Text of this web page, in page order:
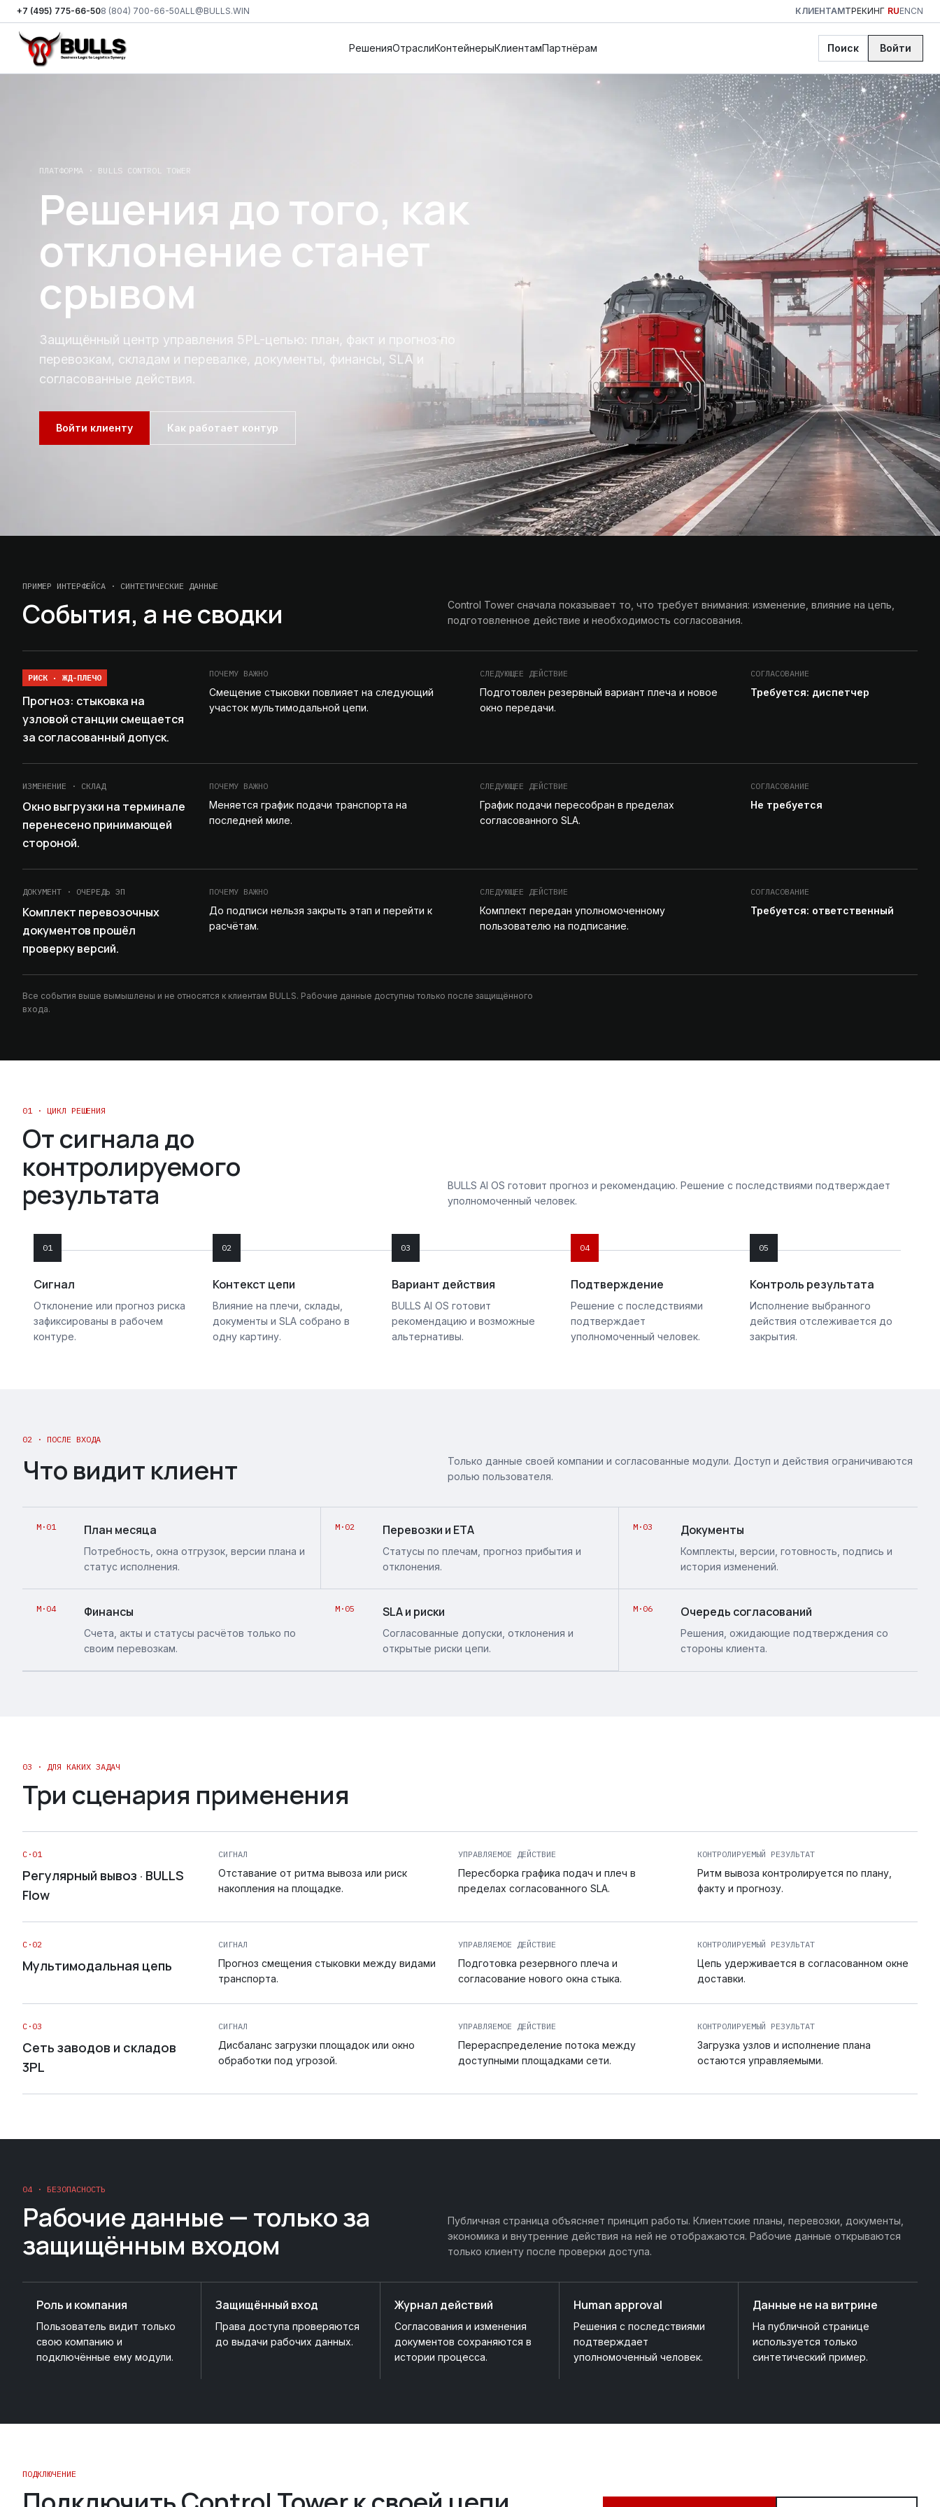
Перейти к основному контенту
+7 (495) 775-66-508 (804) 700-66-50ALL@BULLS.WIN КЛИЕНТАМТРЕКИНГ RUENCN
РешенияОтраслиКонтейнерыКлиентамПартнёрам Поиск Войти
ПЛАТФОРМА · BULLS CONTROL TOWER
Решения до того, как
отклонение станет
срывом
Защищённый центр управления 5PL-цепью: план, факт и прогноз по
перевозкам, складам и перевалке, документы, финансы, SLA и
согласованные действия.
Войти клиенту Как работает контур
ПРИМЕР ИНТЕРФЕЙСА · СИНТЕТИЧЕСКИЕ ДАННЫЕ
События, а не сводки
Control Tower сначала показывает то, что требует внимания: изменение, влияние на цепь,
подготовленное действие и необходимость согласования.
РИСК · ЖД-ПЛЕЧО
Прогноз: стыковка на
узловой станции смещается
за согласованный допуск.
ПОЧЕМУ ВАЖНО
Смещение стыковки повлияет на следующий
участок мультимодальной цепи.
СЛЕДУЮЩЕЕ ДЕЙСТВИЕ
Подготовлен резервный вариант плеча и новое
окно передачи.
СОГЛАСОВАНИЕ
Требуется: диспетчер
ИЗМЕНЕНИЕ · СКЛАД
Окно выгрузки на терминале
перенесено принимающей
стороной.
ПОЧЕМУ ВАЖНО
Меняется график подачи транспорта на
последней миле.
СЛЕДУЮЩЕЕ ДЕЙСТВИЕ
График подачи пересобран в пределах
согласованного SLA.
СОГЛАСОВАНИЕ
Не требуется
ДОКУМЕНТ · ОЧЕРЕДЬ ЭП
Комплект перевозочных
документов прошёл
проверку версий.
ПОЧЕМУ ВАЖНО
До подписи нельзя закрыть этап и перейти к
расчётам.
СЛЕДУЮЩЕЕ ДЕЙСТВИЕ
Комплект передан уполномоченному
пользователю на подписание.
СОГЛАСОВАНИЕ
Требуется: ответственный
Все события выше вымышлены и не относятся к клиентам BULLS. Рабочие данные доступны только после защищённого
входа.
01 · ЦИКЛ РЕШЕНИЯ
От сигнала до
контролируемого
результата
BULLS AI OS готовит прогноз и рекомендацию. Решение с последствиями подтверждает
уполномоченный человек.
01
Сигнал
Отклонение или прогноз риска
зафиксированы в рабочем
контуре.
02
Контекст цепи
Влияние на плечи, склады,
документы и SLA собрано в
одну картину.
03
Вариант действия
BULLS AI OS готовит
рекомендацию и возможные
альтернативы.
04
Подтверждение
Решение с последствиями
подтверждает
уполномоченный человек.
05
Контроль результата
Исполнение выбранного
действия отслеживается до
закрытия.
02 · ПОСЛЕ ВХОДА
Что видит клиент
Только данные своей компании и согласованные модули. Доступ и действия ограничиваются
ролью пользователя.
M·01 План месяца
Потребность, окна отгрузок, версии плана и
статус исполнения.
M·02 Перевозки и ETA
Статусы по плечам, прогноз прибытия и
отклонения.
M·03 Документы
Комплекты, версии, готовность, подпись и
история изменений.
M·04 Финансы
Счета, акты и статусы расчётов только по
своим перевозкам.
M·05 SLA и риски
Согласованные допуски, отклонения и
открытые риски цепи.
M·06 Очередь согласований
Решения, ожидающие подтверждения со
стороны клиента.
03 · ДЛЯ КАКИХ ЗАДАЧ
Три сценария применения
C·01
Регулярный вывоз · BULLS
Flow
СИГНАЛ
Отставание от ритма вывоза или риск
накопления на площадке.
УПРАВЛЯЕМОЕ ДЕЙСТВИЕ
Пересборка графика подач и плеч в
пределах согласованного SLA.
КОНТРОЛИРУЕМЫЙ РЕЗУЛЬТАТ
Ритм вывоза контролируется по плану,
факту и прогнозу.
C·02
Мультимодальная цепь
СИГНАЛ
Прогноз смещения стыковки между видами
транспорта.
УПРАВЛЯЕМОЕ ДЕЙСТВИЕ
Подготовка резервного плеча и
согласование нового окна стыка.
КОНТРОЛИРУЕМЫЙ РЕЗУЛЬТАТ
Цепь удерживается в согласованном окне
доставки.
C·03
Сеть заводов и складов
3PL
СИГНАЛ
Дисбаланс загрузки площадок или окно
обработки под угрозой.
УПРАВЛЯЕМОЕ ДЕЙСТВИЕ
Перераспределение потока между
доступными площадками сети.
КОНТРОЛИРУЕМЫЙ РЕЗУЛЬТАТ
Загрузка узлов и исполнение плана
остаются управляемыми.
04 · БЕЗОПАСНОСТЬ
Рабочие данные — только за
защищённым входом
Публичная страница объясняет принцип работы. Клиентские планы, перевозки, документы,
экономика и внутренние действия на ней не отображаются. Рабочие данные открываются
только клиенту после проверки доступа.
Роль и компания
Пользователь видит только
свою компанию и
подключённые ему модули.
Защищённый вход
Права доступа проверяются
до выдачи рабочих данных.
Журнал действий
Согласования и изменения
документов сохраняются в
истории процесса.
Human approval
Решения с последствиями
подтверждает
уполномоченный человек.
Данные не на витрине
На публичной странице
используется только
синтетический пример.
ПОДКЛЮЧЕНИЕ